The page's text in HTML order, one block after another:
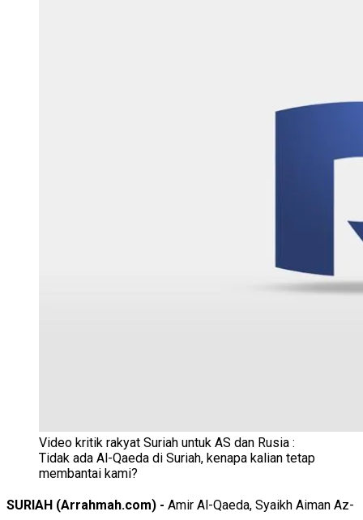
Video kritik rakyat Suriah untuk AS dan Rusia :
Tidak ada Al-Qaeda di Suriah, kenapa kalian tetap
membantai kami?
SURIAH (Arrahmah.com) - Amir Al-Qaeda, Syaikh Aiman Az-